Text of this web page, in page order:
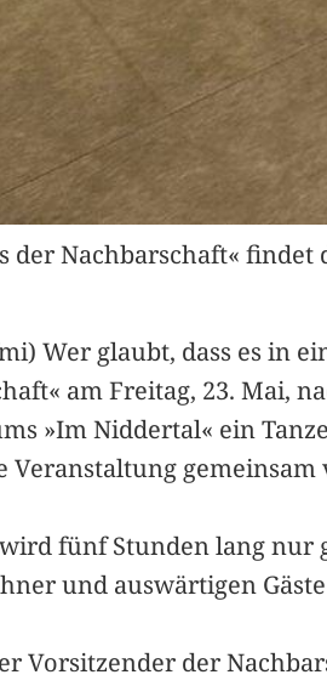
der Nachbarschaft«
Wer glaubt, dass es in
am Freitag, 23. Mai,
»Im Niddertal« ein
Veranstaltung
fünf Stunden lang
und auswärtigen
Vorsitzender der